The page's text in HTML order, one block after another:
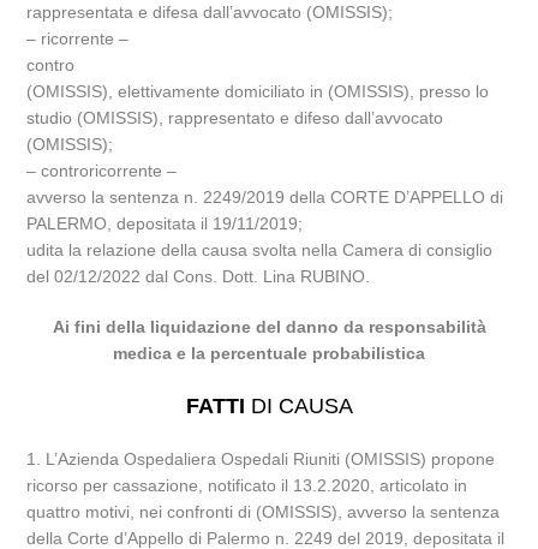
rappresentata e difesa dall’avvocato (OMISSIS);
– ricorrente –
contro
(OMISSIS), elettivamente domiciliato in (OMISSIS), presso lo
studio (OMISSIS), rappresentato e difeso dall’avvocato
(OMISSIS);
– controricorrente –
avverso la sentenza n. 2249/2019 della CORTE D’APPELLO di
PALERMO, depositata il 19/11/2019;
udita la relazione della causa svolta nella Camera di consiglio
del 02/12/2022 dal Cons. Dott. Lina RUBINO.
Ai fini della liquidazione del danno da responsabilità
medica e la percentuale probabilistica
FATTI DI CAUSA
1. L’Azienda Ospedaliera Ospedali Riuniti (OMISSIS) propone
ricorso per cassazione, notificato il 13.2.2020, articolato in
quattro motivi, nei confronti di (OMISSIS), avverso la sentenza
della Corte d’Appello di Palermo n. 2249 del 2019, depositata il